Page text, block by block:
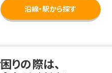
沿線・駅から探す
りの際は、